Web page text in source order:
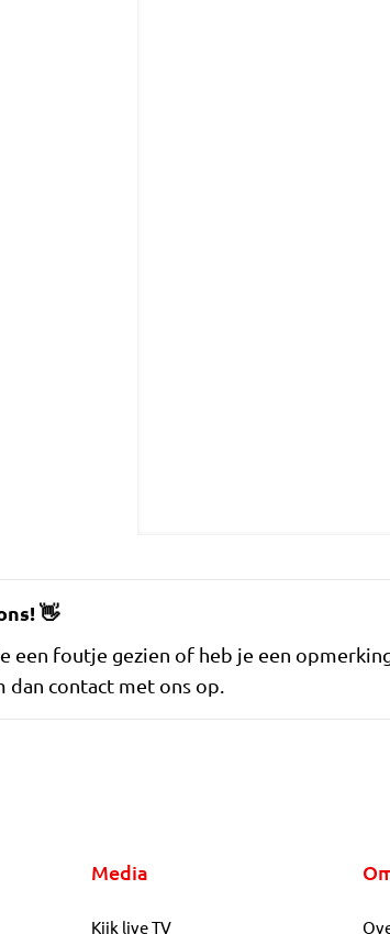
👋
een foutje gezien of heb je een
dan contact met ons op.
Media
Kijk live TV